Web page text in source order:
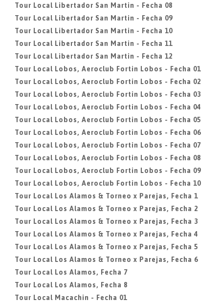
Tour Local Libertador San Martin - Fecha 08
Tour Local Libertador San Martin - Fecha 09
Tour Local Libertador San Martin - Fecha 10
Tour Local Libertador San Martin - Fecha 11
Tour Local Libertador San Martin - Fecha 12
Tour Local Lobos, Aeroclub Fortin Lobos - Fecha 01
Tour Local Lobos, Aeroclub Fortin Lobos - Fecha 02
Tour Local Lobos, Aeroclub Fortin Lobos - Fecha 03
Tour Local Lobos, Aeroclub Fortin Lobos - Fecha 04
Tour Local Lobos, Aeroclub Fortin Lobos - Fecha 05
Tour Local Lobos, Aeroclub Fortin Lobos - Fecha 06
Tour Local Lobos, Aeroclub Fortin Lobos - Fecha 07
Tour Local Lobos, Aeroclub Fortin Lobos - Fecha 08
Tour Local Lobos, Aeroclub Fortin Lobos - Fecha 09
Tour Local Lobos, Aeroclub Fortin Lobos - Fecha 10
Tour Local Los Alamos & Torneo x Parejas, Fecha 1
Tour Local Los Alamos & Torneo x Parejas, Fecha 2
Tour Local Los Alamos & Torneo x Parejas, Fecha 3
Tour Local Los Alamos & Torneo x Parejas, Fecha 4
Tour Local Los Alamos & Torneo x Parejas, Fecha 5
Tour Local Los Alamos & Torneo x Parejas, Fecha 6
Tour Local Los Alamos, Fecha 7
Tour Local Los Alamos, Fecha 8
Tour Local Macachin - Fecha 01